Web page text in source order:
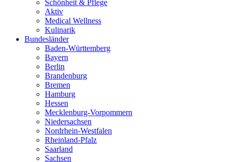
Schönheit & Pflege
Aktiv
Medical Wellness
Kulinarik
Bundesländer
Baden-Württemberg
Bayern
Berlin
Brandenburg
Bremen
Hamburg
Hessen
Mecklenburg-Vorpommern
Niedersachsen
Nordrhein-Westfalen
Rheinland-Pfalz
Saarland
Sachsen